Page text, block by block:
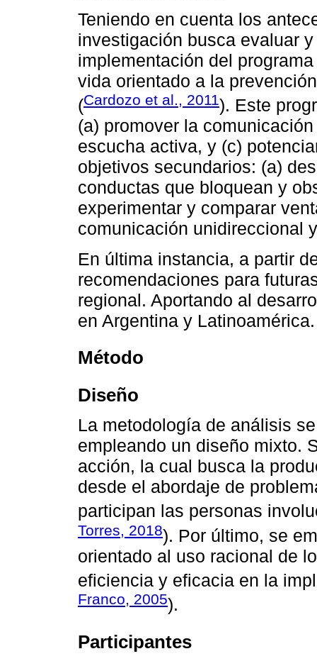
Teniendo en cuenta los
investigación busca evaluar
implementación del
vida orientado a la
(Cardozo et al., 2011). Este
(a) promover la
escucha activa, y (c)
objetivos secundarios: (a)
conductas que bloquean y
experimentar y comparar
comunicación unidireccional
En última instancia, a partir
recomendaciones para
regional. Aportando al
en Argentina y Latinoamérica.
Método
Diseño
La metodología de análisis
empleando un diseño mixto.
acción, la cual busca la
desde el abordaje de
participan las personas
Torres, 2018). Por último, se
orientado al uso racional de
eficiencia y eficacia en la
Franco, 2005).
Participantes